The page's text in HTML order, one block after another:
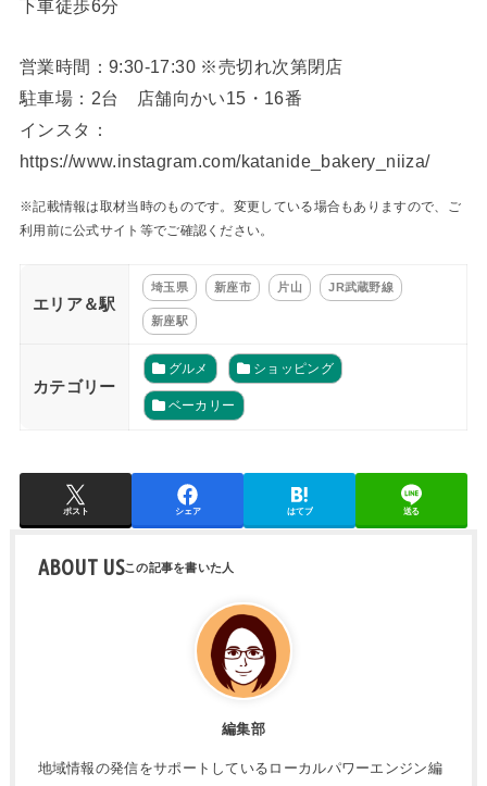
下車徒歩6分
営業時間：9:30-17:30 ※売切れ次第閉店
駐車場：2台 店舗向かい15・16番
インスタ：
https://www.instagram.com/katanide_bakery_niiza/
※記載情報は取材当時のものです。変更している場合もありますので、ご
利用前に公式サイト等でご確認ください。
エリア＆駅
埼玉県 新座市 片山 JR武蔵野線
新座駅
カテゴリー
グルメ ショッピング
ベーカリー
ポスト シェア はてブ 送る
ABOUT US
編集部
地域情報の発信をサポートしているローカルパワーエンジン編